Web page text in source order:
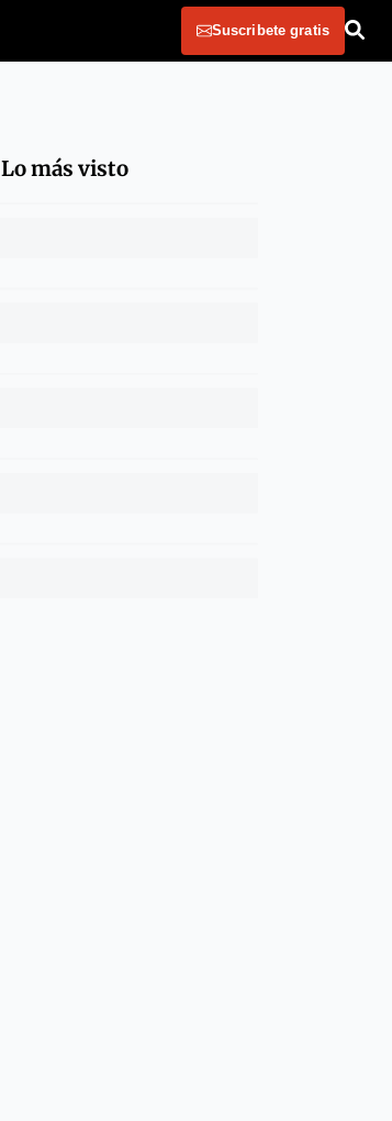
Suscribete gratis
Lo más visto